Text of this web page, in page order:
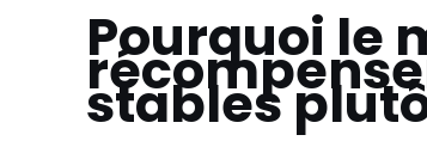
Pourquoi le
stables